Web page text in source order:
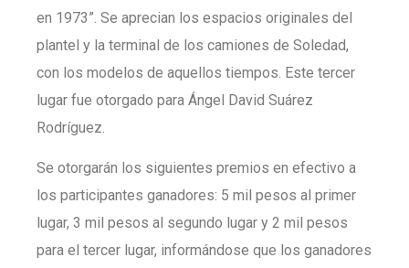
en 1973”. Se aprecian los espacios originales del
plantel y la terminal de los camiones de Soledad,
con los modelos de aquellos tiempos. Este tercer
lugar fue otorgado para Ángel David Suárez
Rodríguez.
Se otorgarán los siguientes premios en efectivo a
los participantes ganadores: 5 mil pesos al primer
lugar, 3 mil pesos al segundo lugar y 2 mil pesos
para el tercer lugar, informándose que los ganadores